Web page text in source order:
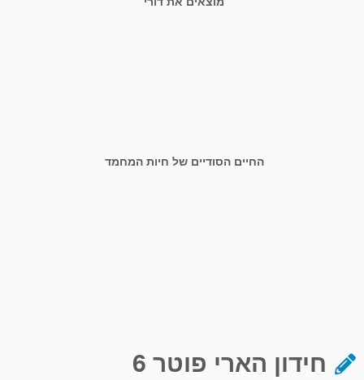
החיים הסודיים של חיות המחמד
חידון הארי פוטר 6